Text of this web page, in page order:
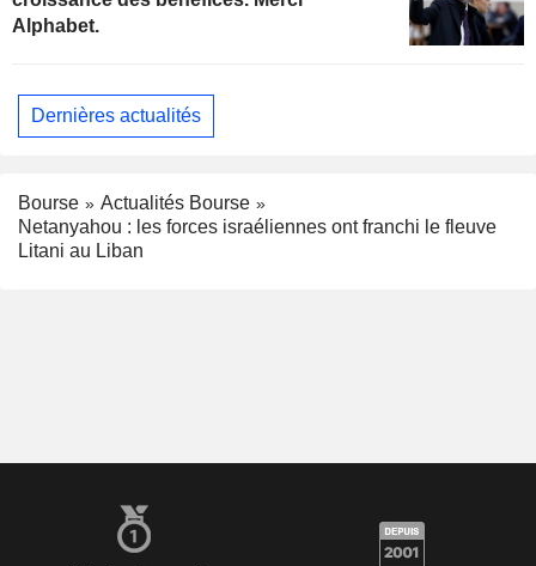
Alphabet.
Dernières actualités
Bourse
Actualités Bourse
Netanyahou : les forces israéliennes ont franchi le fleuve
Litani au Liban